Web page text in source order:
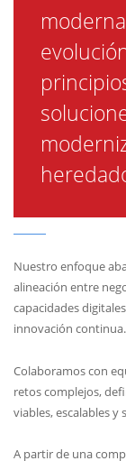
capacidades
innovación continua.
Colaboramos con
viables, escalables y
A partir de una